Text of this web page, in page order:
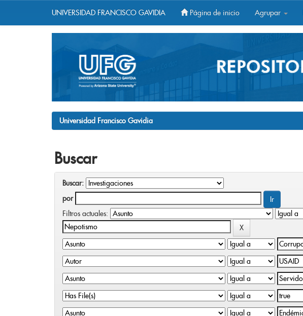
UNIVERSIDAD FRANCISCO GAVIDIA Página de inicio Agrupar
Universidad Francisco Gavidia
Buscar
Buscar:
por
Filtros actuales: